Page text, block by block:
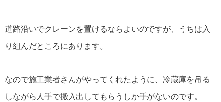
道路沿いでクレーンを置けるならよいのですが、うちは入
り組んだところにあります。
なので施工業者さんがやってくれたように、冷蔵庫を吊る
しながら人手で搬入出してもらうしか手がないのです。